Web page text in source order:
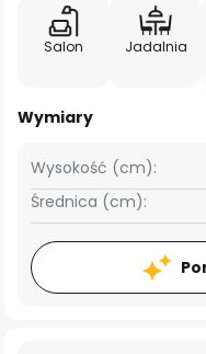
Salon Jadalnia
Wymiary
Wysokość (cm):
Średnica (cm):